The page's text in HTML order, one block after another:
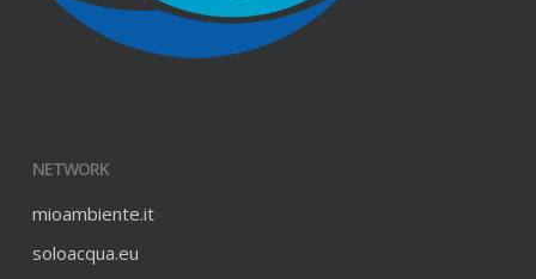
NETWORK
mioambiente.it
soloacqua.eu